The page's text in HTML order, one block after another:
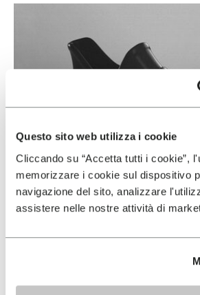
Questo sito web utilizza i cookie
Cliccando su “Accetta tutti i cookie”,
memorizzare i cookie sul dispositivo
navigazione del sito, analizzare
assistere nelle nostre attività di